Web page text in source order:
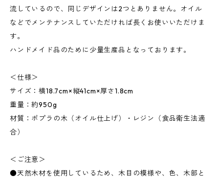
流しているので、同じデザインは2つとありません。オイル
などでメンテナンスしていただければ長くお使いいただけま
す。
ハンドメイド品のために少量生産品となっております。
＜仕様＞
サイズ：横18.7cm×縦41cm×厚さ1.8cm
重量：約950g
材質：ポプラの木（オイル仕上げ）・レジン（食品衛生法適
合）
＜ご注意＞
●天然木材を使用しているため、木目の模様や、色、木部と